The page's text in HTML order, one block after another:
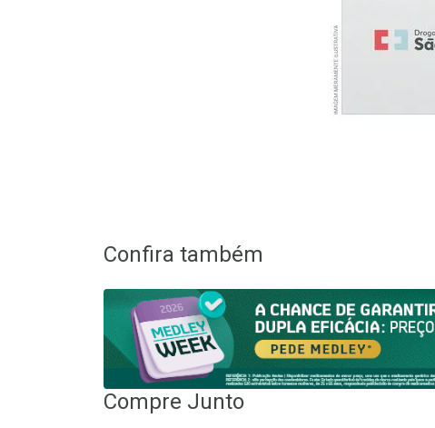
Confira também
Compre Junto